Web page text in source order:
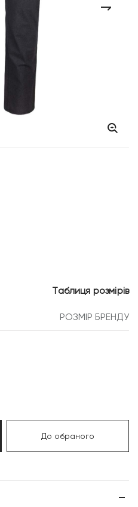
РОЗМІР БРЕНДУ
Таблиця розмірів
До обраного